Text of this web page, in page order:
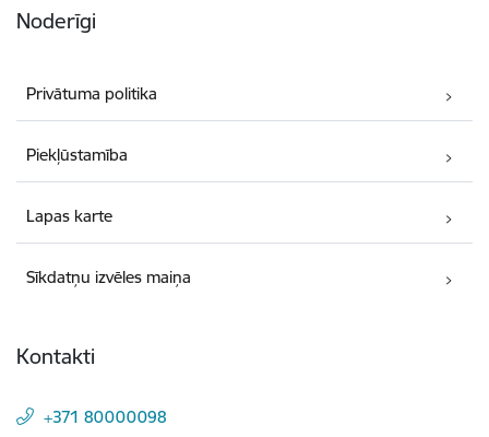
Noderīgi
Privātuma politika
Piekļūstamība
Lapas karte
Sīkdatņu izvēles maiņa
Kontakti
+371 80000098